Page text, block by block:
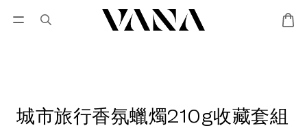
優惠專區 Lisa Larson聯名專區
會員登入
城市旅行香氛蠟燭210g收藏套組